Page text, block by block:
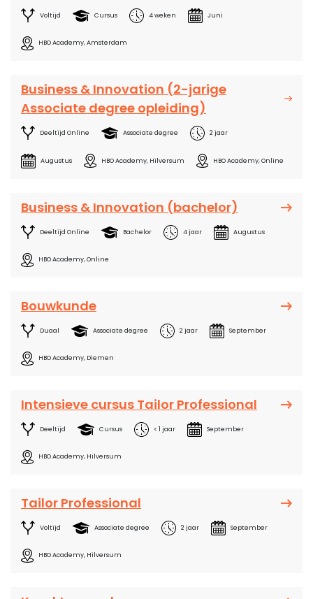
Voltijd Cursus 4 weken Juni
HBO Academy, Amsterdam
Business & Innovation (2-jarige
Associate degree opleiding)
Deeltijd Online Associate degree 2 jaar
Augustus HBO Academy, Hilversum HBO Academy, Online
Business & Innovation (bachelor)
Deeltijd Online Bachelor 4 jaar Augustus
HBO Academy, Online
Bouwkunde
Duaal Associate degree 2 jaar September
HBO Academy, Diemen
Intensieve cursus Tailor Professional
Deeltijd Cursus < 1 jaar September
HBO Academy, Hilversum
Tailor Professional
Voltijd Associate degree 2 jaar September
HBO Academy, Hilversum